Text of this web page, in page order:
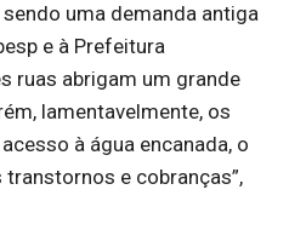
uma demanda antiga
e à Prefeitura
ruas abrigam um grande
lamentavelmente, os
à água encanada, o
e cobranças”,